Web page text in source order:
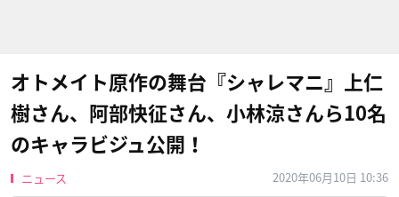
オトメイト原作の舞台『シャレマニ』上仁
樹さん、阿部快征さん、小林涼さんら10名
のキャラビジュ公開！
ニュース 2020年06月10日 10:36